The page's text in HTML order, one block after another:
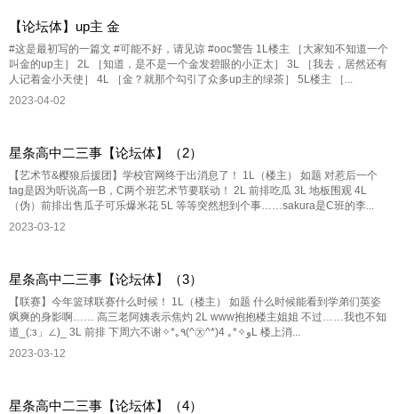
【论坛体】up主 金
#这是最初写的一篇文 #可能不好，请见谅 #ooc警告 1L楼主 ［大家知不知道一个
叫金的up主］ 2L ［知道，是不是一个金发碧眼的小正太］ 3L ［我去，居然还有
人记着金小天使］ 4L ［金？就那个勾引了众多up主的绿茶］ 5L楼主 ［...
2023-04-02
星条高中二三事【论坛体】（2）
【艺术节&樱狼后援团】学校官网终于出消息了！ 1L（楼主） 如题 对惹后一个
tag是因为听说高一B，C两个班艺术节要联动！ 2L 前排吃瓜 3L 地板围观 4L
（伪）前排出售瓜子可乐爆米花 5L 等等突然想到个事……sakura是C班的李...
2023-03-12
星条高中二三事【论坛体】（3）
【联赛】今年篮球联赛什么时候！ 1L（楼主） 如题 什么时候能看到学弟们英姿
飒爽的身影啊…… 高三老阿姨表示焦灼 2L www抱抱楼主姐姐 不过……我也不知
道_(:з」∠)_ 3L 前排 下周六不谢✧*｡٩(^㉨^*)و✧*｡ 4L 楼上消...
2023-03-12
星条高中二三事【论坛体】（4）